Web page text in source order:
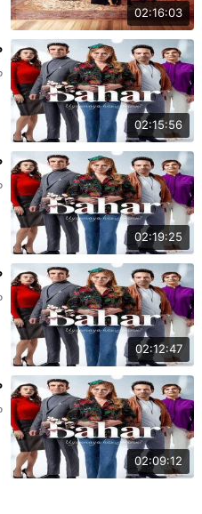
02:16:03
02:15:56
02:19:25
02:12:47
02:09:12